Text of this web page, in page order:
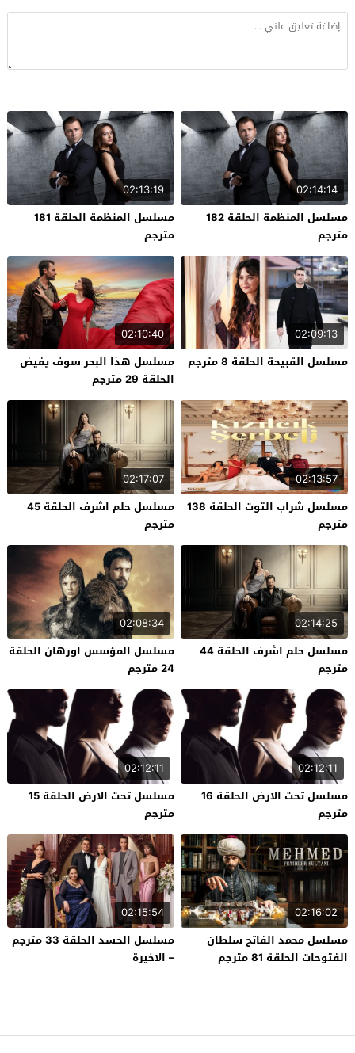
02:14:14
مسلسل المنظمة الحلقة 182
مترجم
02:13:19
مسلسل المنظمة الحلقة 181
مترجم
02:09:13
مسلسل القبيحة الحلقة 8 مترجم
02:10:40
مسلسل هذا البحر سوف يفيض
الحلقة 29 مترجم
02:13:57
مسلسل شراب التوت الحلقة 138
مترجم
02:17:07
مسلسل حلم اشرف الحلقة 45
مترجم
02:14:25
مسلسل حلم اشرف الحلقة 44
مترجم
02:08:34
مسلسل المؤسس اورهان الحلقة
24 مترجم
02:12:11
مسلسل تحت الارض الحلقة 16
مترجم
02:12:11
مسلسل تحت الارض الحلقة 15
مترجم
02:16:02
مسلسل محمد الفاتح سلطان
الفتوحات الحلقة 81 مترجم
02:15:54
مسلسل الحسد الحلقة 33 مترجم
– الاخيرة